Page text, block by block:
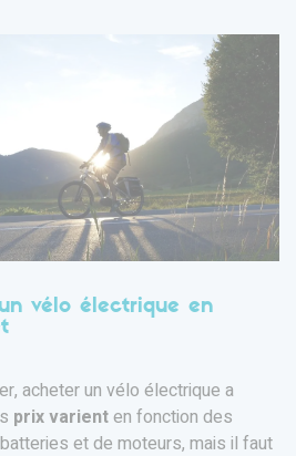
vélo électrique en
acheter un vélo électrique a
prix varienten fonction des
et de moteurs, mais il faut